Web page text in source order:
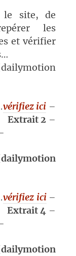
le site, de
les
et vérifier
vérifiez ici –
2 –
vérifiez ici–
4 –